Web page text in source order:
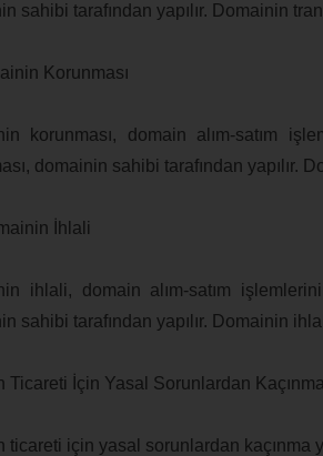
sahibi tarafından yapılır. Domainin
Korunması
korunması, domain alım-satım
domainin sahibi tarafından yapılır.
İhlali
ihlali, domain alım-satım
sahibi tarafından yapılır. Domainin
Ticareti İçin Yasal Sorunlardan
ticareti için yasal sorunlardan kaçınma